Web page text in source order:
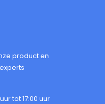
product en
tot 17:00 uur